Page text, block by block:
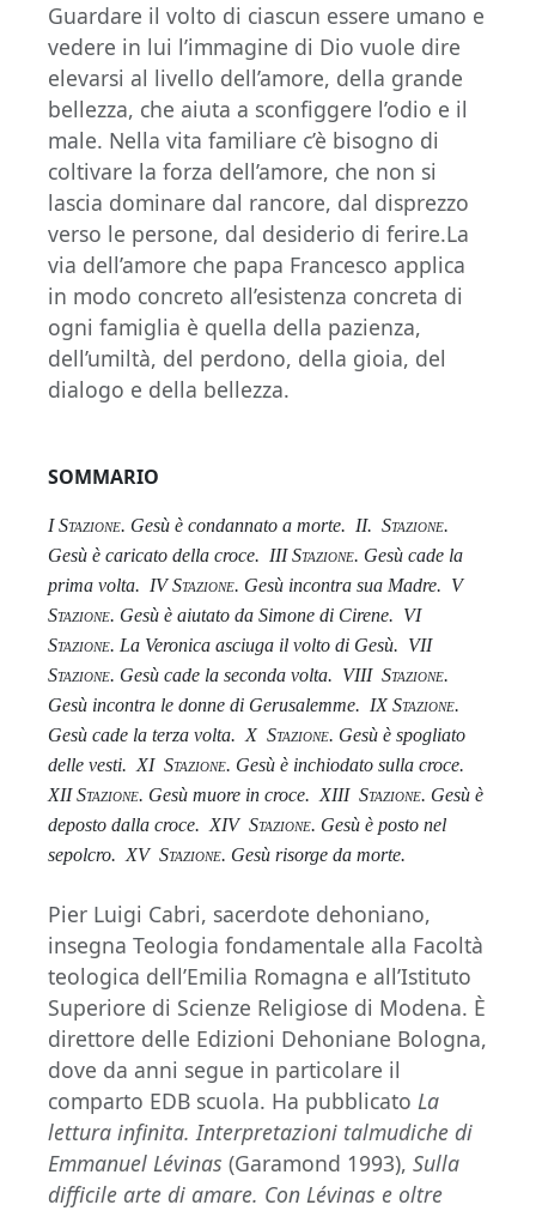
Guardare il volto di ciascun essere umano e
vedere in lui l’immagine di Dio vuole dire
elevarsi al livello dell’amore, della grande
bellezza, che aiuta a sconfiggere l’odio e il
male. Nella vita familiare c’è bisogno di
coltivare la forza dell’amore, che non si
lascia dominare dal rancore, dal disprezzo
verso le persone, dal desiderio di ferire.La
via dell’amore che papa Francesco applica
in modo concreto all’esistenza concreta di
ogni famiglia è quella della pazienza,
dell’umiltà, del perdono, della gioia, del
dialogo e della bellezza.
SOMMARIO
IStazione. Gesù è condannato a morte. II. Stazione.
Gesù è caricato della croce. IIIStazione. Gesù cade la
prima volta. IVStazione. Gesù incontra sua Madre. V
Stazione. Gesù è aiutato da Simone di Cirene. VI
Stazione. La Veronica asciuga il volto di Gesù. VII
Stazione. Gesù cade la seconda volta. VIII Stazione.
Gesù incontra le donne di Gerusalemme. IX Stazione.
Gesù cade la terza volta. X Stazione. Gesù è spogliato
delle vesti. XI Stazione. Gesù è inchiodato sulla croce.
XIIStazione. Gesù muore in croce. XIII Stazione. Gesù è
deposto dalla croce. XIV Stazione. Gesù è posto nel
sepolcro. XV Stazione. Gesù risorge da morte.
Pier Luigi Cabri, sacerdote dehoniano,
insegna Teologia fondamentale alla Facoltà
teologica dell’Emilia Romagna e all’Istituto
Superiore di Scienze Religiose di Modena. È
direttore delle Edizioni Dehoniane Bologna,
dove da anni segue in particolare il
comparto EDB scuola. Ha pubblicato La
lettura infinita. Interpretazioni talmudiche di
Emmanuel Lévinas (Garamond 1993), Sulla
difficile arte di amare. Con Lévinas e oltre